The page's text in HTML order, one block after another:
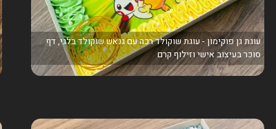
עוגת גן פוקימון - עוגת שוקולד רכה עם גנאש שוקולד בלגי, דף
סוכר בעיצוב אישי וזילוף קרם